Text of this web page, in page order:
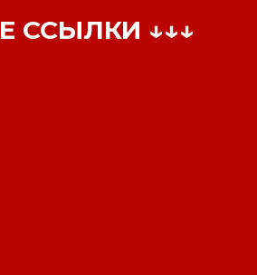
ССЫЛКИ ↓↓↓